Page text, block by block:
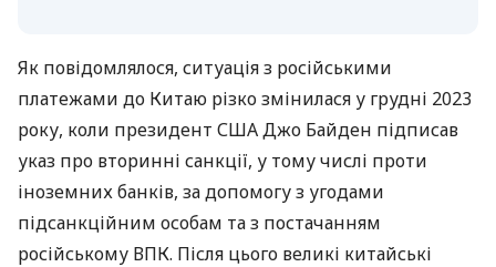
Як повідомлялося, ситуація з російськими
платежами до Китаю різко змінилася у грудні 2023
року, коли президент США Джо Байден підписав
указ про вторинні санкції, у тому числі проти
іноземних банків, за допомогу з угодами
підсанкційним особам та з постачанням
російському ВПК. Після цього великі китайські